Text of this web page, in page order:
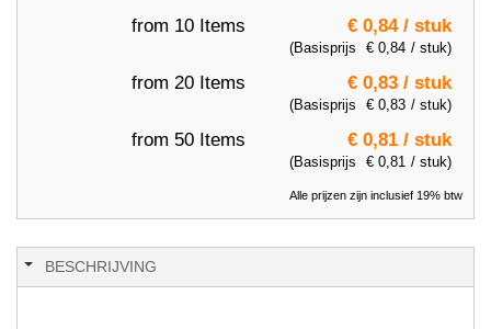
from 10 Items € 0,84 / stuk
(Basisprijs € 0,84 / stuk)
from 20 Items € 0,83 / stuk
(Basisprijs € 0,83 / stuk)
from 50 Items € 0,81 / stuk
(Basisprijs € 0,81 / stuk)
Alle prijzen zijn inclusief 19% btw
BESCHRIJVING